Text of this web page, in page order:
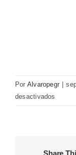
Por Alvaropegr
desactivados